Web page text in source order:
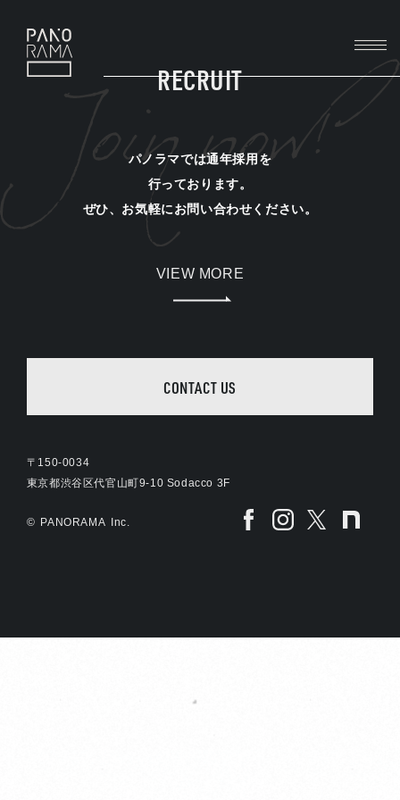
RECRUIT
パノラマでは通年採用を
行っております。
ぜひ、お気軽にお問い合わせください。
VIEW MORE
CONTACT US
〒150-0034
東京都渋谷区代官山町9-10 Sodacco 3F
© PANORAMA Inc.
PANORAMA